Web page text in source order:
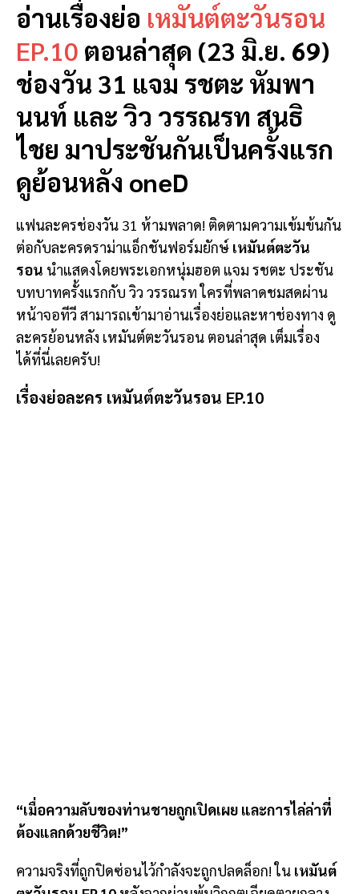
อ่านเรื่องย่อ เหมันต์ตะวันรอน
EP.10 ตอนล่าสุด (23 มิ.ย. 69)
ช่องวัน 31 แจม รชตะ หัมพา
นนท์ และ วิว วรรณรท สนธิ
ไชย มาประชันกันเป็นครั้งแรก
ดูย้อนหลัง oneD
แฟนละครช่องวัน 31 ห้ามพลาด! ติดตามความเข้มข้นกัน
ต่อกับละครดราม่าแอ็กชันฟอร์มยักษ์ เหมันต์ตะวัน
รอน นำแสดงโดยพระเอกหนุ่มฮอต แจม รชตะ ประชัน
บทบาทครั้งแรกกับ วิว วรรณรท ใครที่พลาดชมสดผ่าน
หน้าจอทีวี สามารถเข้ามาอ่านเรื่องย่อและหาช่องทาง ดู
ละครย้อนหลัง เหมันต์ตะวันรอน ตอนล่าสุด เต็มเรื่อง
ได้ที่นี่เลยครับ!
เรื่องย่อละคร เหมันต์ตะวันรอน EP.10
“เมื่อความลับของท่านชายถูกเปิดเผย และการไล่ล่าที่
ต้องแลกด้วยชีวิต!”
ความจริงที่ถูกปิดซ่อนไว้กำลังจะถูกปลดล็อก! ใน เหมันต์